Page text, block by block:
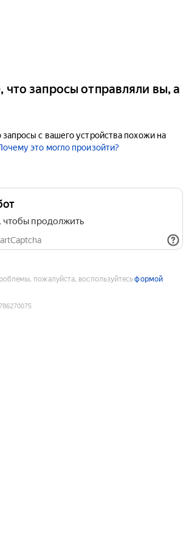
что запросы отправляли вы, а
с вашего устройства похожи на
это могло произойти?
продолжить
пожалуйста, воспользуйтесьформой